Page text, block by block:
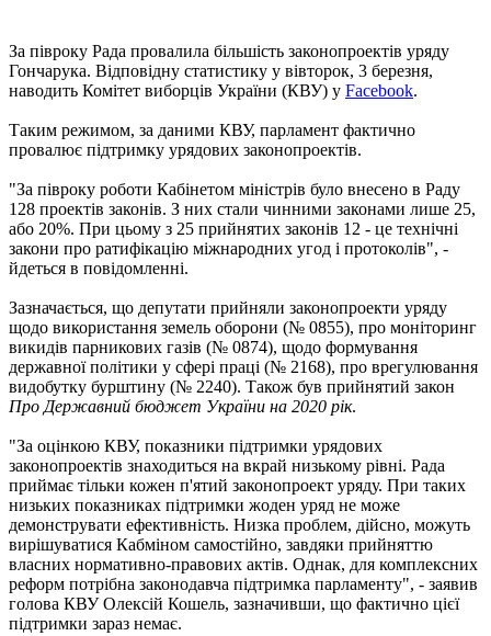
За півроку Рада провалила більшість законопроектів уряду
Гончарука. Відповідну статистику у вівторок, 3 березня,
наводить Комітет виборців України (КВУ) у Facebook.
Таким режимом, за даними КВУ, парламент фактично
провалює підтримку урядових законопроектів.
"За півроку роботи Кабінетом міністрів було внесено в Раду
128 проектів законів. З них стали чинними законами лише 25,
або 20%. При цьому з 25 прийнятих законів 12 - це технічні
закони про ратифікацію міжнародних угод і протоколів", -
йдеться в повідомленні.
Зазначається, що депутати прийняли законопроекти уряду
щодо використання земель оборони (№ 0855), про моніторинг
викидів парникових газів (№ 0874), щодо формування
державної політики у сфері праці (№ 2168), про врегулювання
видобутку бурштину (№ 2240). Також був прийнятий закон
Про Державний бюджет України на 2020 рік.
"За оцінкою КВУ, показники підтримки урядових
законопроектів знаходиться на вкрай низькому рівні. Рада
приймає тільки кожен п'ятий законопроект уряду. При таких
низьких показниках підтримки жоден уряд не може
демонструвати ефективність. Низка проблем, дійсно, можуть
вирішуватися Кабміном самостійно, завдяки прийняттю
власних нормативно-правових актів. Однак, для комплексних
реформ потрібна законодавча підтримка парламенту", - заявив
голова КВУ Олексій Кошель, зазначивши, що фактично цієї
підтримки зараз немає.